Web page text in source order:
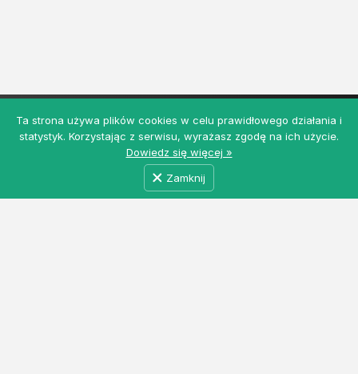
Ta strona używa plików cookies w celu prawidłowego działania i
statystyk. Korzystając z serwisu, wyrażasz zgodę na ich użycie.
Dowiedz się więcej »
Zamknij